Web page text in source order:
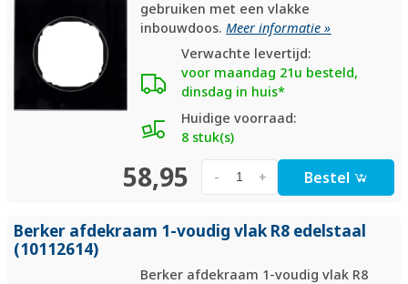
gebruiken met een vlakke
inbouwdoos.Meer informatie »
Verwachte levertijd:
voor maandag 21u besteld,
dinsdag in huis*
Huidige voorraad:
8 stuk(s)
58,95 +
- Bestel
Berker afdekraam 1-voudig vlak R8 edelstaal
(10112614)
Berker afdekraam 1-voudig vlak R8